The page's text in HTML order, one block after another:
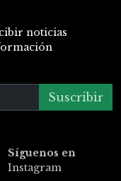
noticias
Suscribir
Síguenos en
Instagram